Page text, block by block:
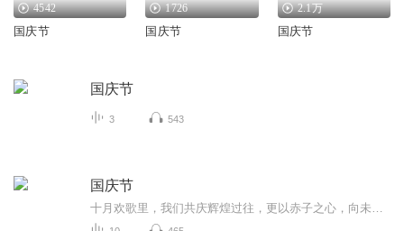
4542
国庆节
1726
国庆节
2.1万
国庆节
国庆节
3 543
国庆节